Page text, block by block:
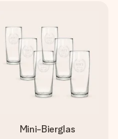
Mini-Bierglas